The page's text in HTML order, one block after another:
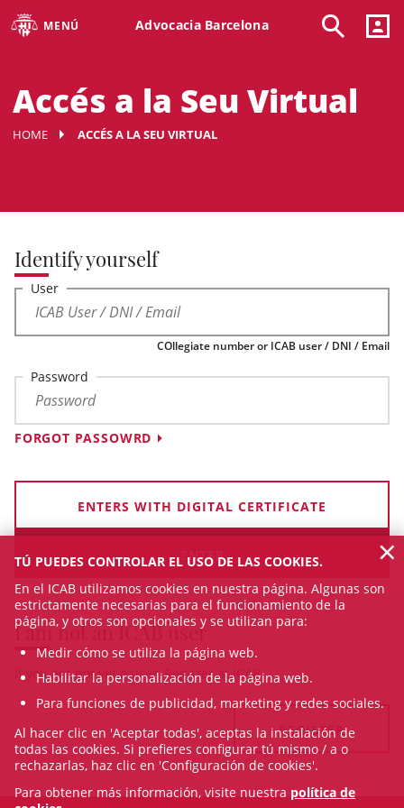
MENÚ Advocacia Barcelona
Accés a la Seu Virtual
HOME ACCÉS A LA SEU VIRTUAL
Identify yourself
User
COllegiate number or ICAB user / DNI / Email
Password
FORGOT PASSOWRD
ENTERS WITH DIGITAL CERTIFICATE
I am not an ICAB user
If you are not yet a user, Register at ICAB
REGISTER
TÚ PUEDES CONTROLAR EL USO DE LAS COOKIES.
En el ICAB utilizamos cookies en nuestra página. Algunas son
estrictamente necesarias para el funcionamiento de la
página, y otros son opcionales y se utilizan para:
Medir cómo se utiliza la página web.
Habilitar la personalización de la página web.
Para funciones de publicidad, marketing y redes sociales.
Al hacer clic en 'Aceptar todas', aceptas la instalación de
todas las cookies. Si prefieres configurar tú mismo / a o
rechazarlas, haz clic en 'Configuración de cookies'.
Para obtener más información, visite nuestra política de
×